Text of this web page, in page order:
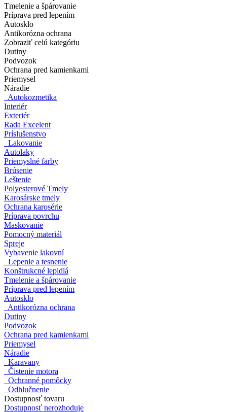
Tmelenie a špárovanie
Príprava pred lepením
Autosklo
Antikorózna ochrana
Zobraziť celú kategóriu
Dutiny
Podvozok
Ochrana pred kamienkami
Priemysel
Náradie
Autokozmetika
Interiér
Exteriér
Rada Excelent
Príslušenstvo
Lakovanie
Autolaky
Priemyslné farby
Brúsenie
Leštenie
Polyesterové Tmely
Karosárske tmely
Ochrana karosérie
Príprava povrchu
Maskovanie
Pomocný materiál
Spreje
Vybavenie lakovní
Lepenie a tesnenie
Konštrukcné lepidlá
Tmelenie a špárovanie
Príprava pred lepením
Autosklo
Antikorózna ochrana
Dutiny
Podvozok
Ochrana pred kamienkami
Priemysel
Náradie
Karavany
Čistenie motora
Ochranné pomôcky
Odhlučnenie
Dostupnosť tovaru
Dostupnosť nerozhoduje